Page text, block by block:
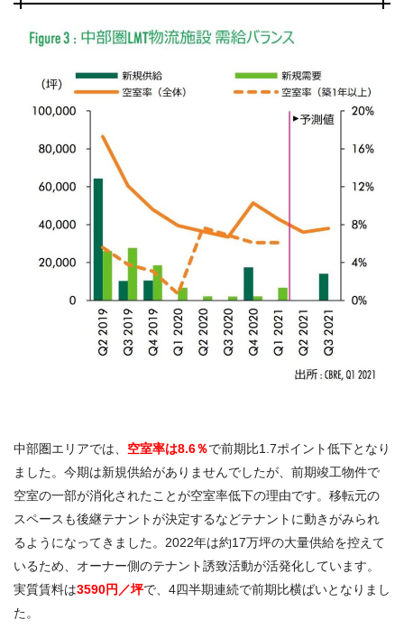
中部圏エリアでは、 空室率は8.6％で前期比1.7ポイント低下となり
ました。今期は新規供給がありませんでしたが、前期竣工物件で
空室の一部が消化されたことが空室率低下の理由です。移転元の
スペースも後継テナントが決定するなどテナントに動きがみられ
るようになってきました。2022年は約17万坪の大量供給を控えて
いるため、オーナー側のテナント誘致活動が活発化しています。
実質賃料は3590円／坪で、4四半期連続で前期比横ばいとなりまし
た。